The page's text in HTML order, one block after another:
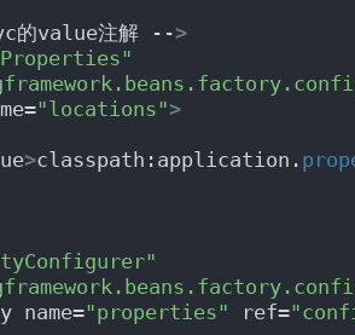
的value注解 -->
"locations">
>classpath:application.
name="properties" ref=